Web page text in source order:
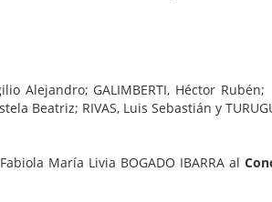
Alejandro; GALIMBERTI, Héctor
Beatriz; RIVAS, Luis Sebastián y
María Livia BOGADO IBARRA al